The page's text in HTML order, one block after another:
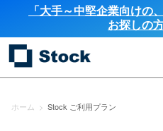
「大手～中堅企業向けの
お探しの
ホーム > Stock ご利用プラン